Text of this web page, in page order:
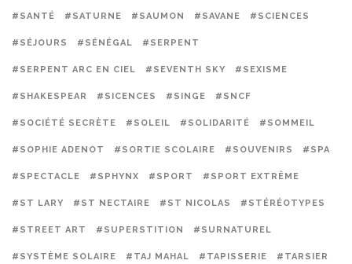
#SANTÉ #SATURNE #SAUMON #SAVANE #SCIENCES
#SÉJOURS #SÉNÉGAL #SERPENT
#SERPENT ARC EN CIEL #SEVENTH SKY #SEXISME
#SHAKESPEAR #SICENCES #SINGE #SNCF
#SOCIÉTÉ SECRÈTE #SOLEIL #SOLIDARITÉ #SOMMEIL
#SOPHIE ADENOT #SORTIE SCOLAIRE #SOUVENIRS #SPA
#SPECTACLE #SPHYNX #SPORT #SPORT EXTRÊME
#ST LARY #ST NECTAIRE #ST NICOLAS #STÉRÉOTYPES
#STREET ART #SUPERSTITION #SURNATUREL
#SYSTÈME SOLAIRE #TAJ MAHAL #TAPISSERIE #TARSIER